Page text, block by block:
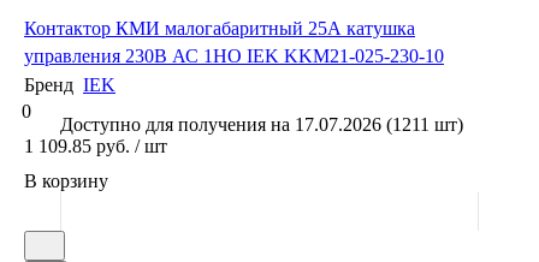
Контактор КМИ малогабаритный 25А катушка
управления 230В АС 1НО IEK KKM21-025-230-10
Бренд IEK
0
Доступно для получения на 17.07.2026 (1211 шт)
1 109.85 руб. / шт
В корзину